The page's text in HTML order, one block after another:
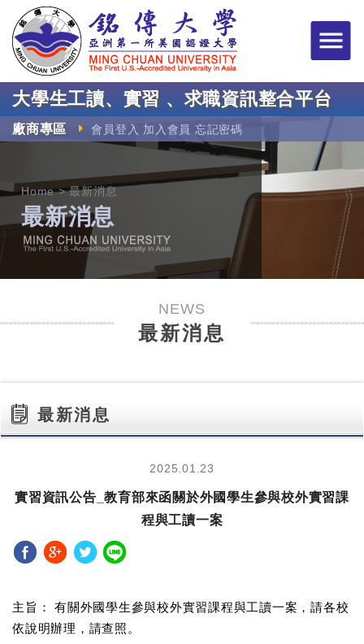
大學生工讀、實習 、求職資訊整合平台
廠商專區 會員登入 加入會員 忘記密碼
Home 最新消息
最新消息
NEWS
最新消息
最新消息
2025.01.23
實習資訊公告_教育部來函關於外國學生參與校外實習課
程與工讀一案
分享至Facebook
分享至Google+
分享至Twitter
主旨： 有關外國學生參與校外實習課程與工讀一案，請各校
依說明辦理，請查照。